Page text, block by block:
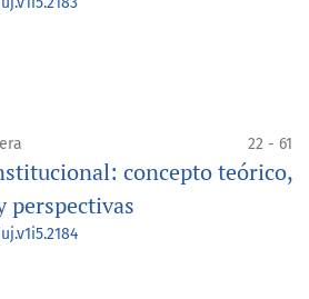
22 - 61
concepto teórico,
perspectivas